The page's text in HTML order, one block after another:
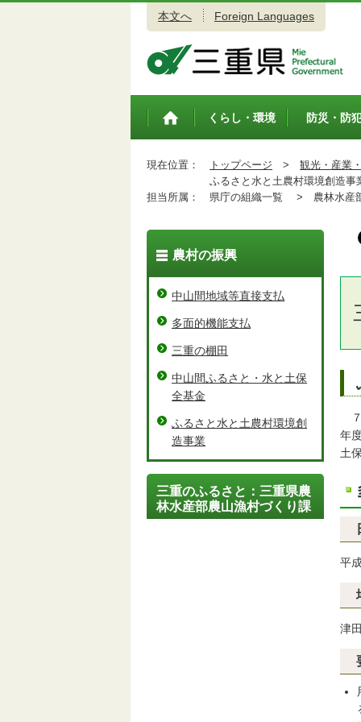
本文へ Foreign Languages
トップペ
くらし・環境 防災・防
現在位置： トップページ >
観光・産業
ふるさと水と土農村環境創造事
担当所属：
県庁の組織一覧 > 農林水
年
土
平
津
農村の振興
中山間地域等直接支払
多面的機能支払
三重の棚田
中山間ふるさと・水と土保
全基金
ふるさと水と土農村環境創
造事業
三重のふるさと：三重県農
林水産部農山漁村づくり課